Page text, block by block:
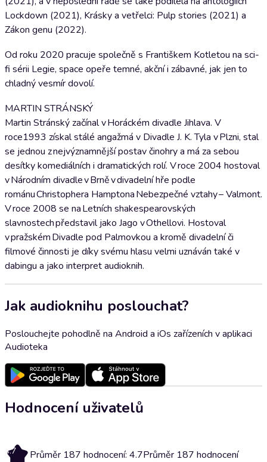
Lockdown (2021), Krásky a vetřelci: Pulp stories (2021) a
Zákon genu (2022).
Od roku 2020 pracuje společně s Františkem Kotletou na sci-
fi sérii Legie, space opeře temné, akční i zábavné, jak jen to
chladný vesmír dovolí.
MARTIN STRÁNSKÝ
Martin Stránský začínal v Horáckém divadle Jihlava. V
roce1993 získal stálé angažmá v Divadle J. K. Tyla v Plzni, stal
se jednou z nejvýznamnější postav činohry a má za sebou
desítky komediálních i dramatických rolí. V roce 2004 hostoval
v Národním divadle v Brně v divadelní hře podle
románu Christophera Hamptona Nebezpečné vztahy – Valmont.
V roce 2008 se na Letních shakespearovských
slavnostech představil jako Jago v Othellovi. Hostoval
v pražském Divadle pod Palmovkou a kromě divadelní či
filmové činnosti je díky svému hlasu velmi uznáván také v
dabingu a jako interpret audioknih.
Jak audioknihu poslouchat?
Poslouchejte pohodlně na Android a iOs zařízeních v aplikaci
Audioteka
Hodnocení uživatelů
4.7 Průměr 187 hodnocení: 4.7Průměr 187 hodnocení